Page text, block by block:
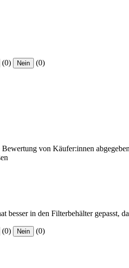
(0) Nein (0)
von Käufer:innen
besser in den Filterbehälter gepasst,
(0) Nein (0)